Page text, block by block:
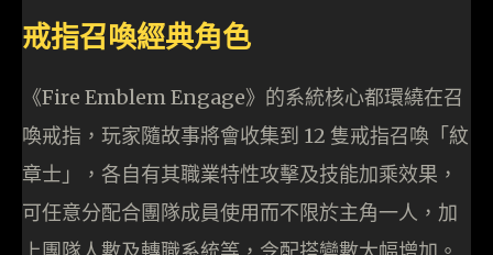
戒指召喚經典角色
《Fire Emblem Engage》的系統核心都環繞在召
喚戒指，玩家隨故事將會收集到 12 隻戒指召喚「紋
章士」，各自有其職業特性攻擊及技能加乘效果，
可任意分配合團隊成員使用而不限於主角一人，加